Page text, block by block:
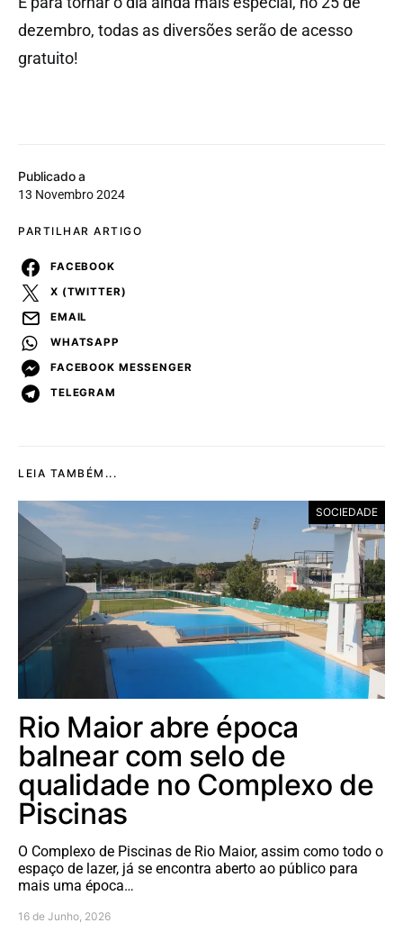
Publicado a
13 Novembro 2024
PARTILHAR ARTIGO
FACEBOOK
X (TWITTER)
EMAIL
WHATSAPP
FACEBOOK MESSENGER
TELEGRAM
dezembro, todas as diversões serão de acesso
gratuito!
LEIA TAMBÉM...
SOCIEDADE
Rio Maior abre época
balnear com selo de
qualidade no Complexo de
Piscinas
O Complexo de Piscinas de Rio Maior, assim como todo o
espaço de lazer, já se encontra aberto ao público para
mais uma época…
16 de Junho, 2026